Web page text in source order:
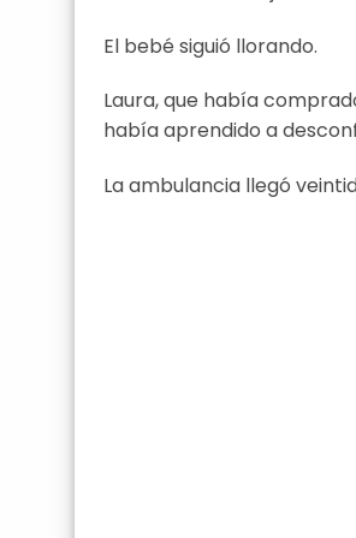
El bebé siguió llorando.
Laura, que había
había aprendido a
La ambulancia llegó